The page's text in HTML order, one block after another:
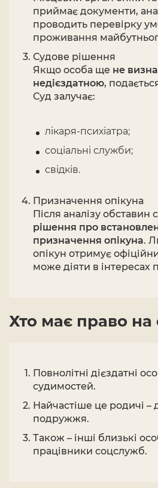
приймає документи,
проводить перевірку
проживання
Судове рішення
Якщо особа ще не
недієздатною,
Суд залучає:
лікаря-психіатра;
соціальні служби;
свідків.
Призначення опікуна
Після аналізу обставин
рішення про
призначення опікуна.
опікун отримує
може діяти в інтересах
Хто має право на
Повнолітні дієздатні
судимостей.
Найчастіше це родичі –
подружжя.
Також – інші близькі
працівники соцслужб.